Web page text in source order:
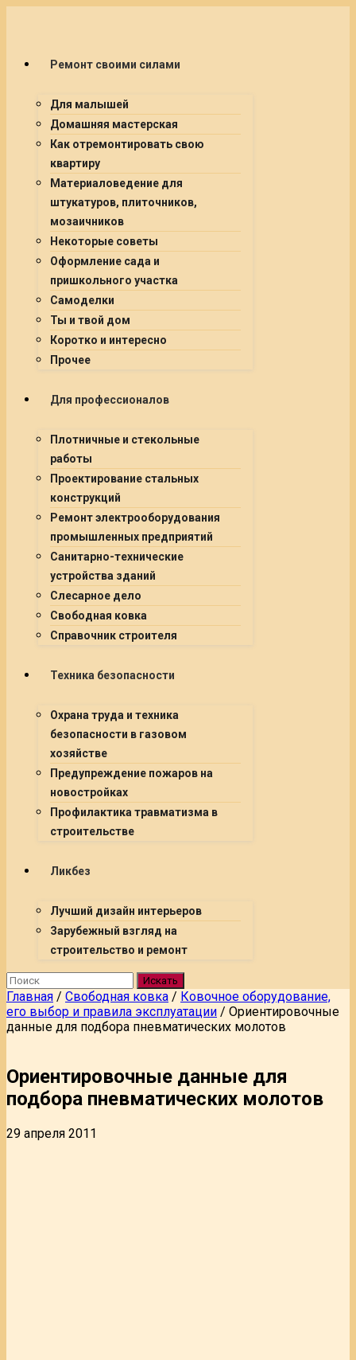
Ремонт своими силами
Для малышей
Домашняя мастерская
Как отремонтировать свою
квартиру
Материаловедение для
штукатуров, плиточников,
мозаичников
Некоторые советы
Оформление сада и
пришкольного участка
Самоделки
Ты и твой дом
Коротко и интересно
Прочее
Для профессионалов
Плотничные и стекольные
работы
Проектирование стальных
конструкций
Ремонт электрооборудования
промышленных предприятий
Санитарно-технические
устройства зданий
Слесарное дело
Свободная ковка
Справочник строителя
Техника безопасности
Охрана труда и техника
безопасности в газовом
хозяйстве
Предупреждение пожаров на
новостройках
Профилактика травматизма в
строительстве
Ликбез
Лучший дизайн интерьеров
Зарубежный взгляд на
строительство и ремонт
Искать
Главная / Свободная ковка / Ковочное оборудование,
его выбор и правила эксплуатации / Ориентировочные
данные для подбора пневматических молотов
Ориентировочные данные для
подбора пневматических молотов
29 апреля 2011